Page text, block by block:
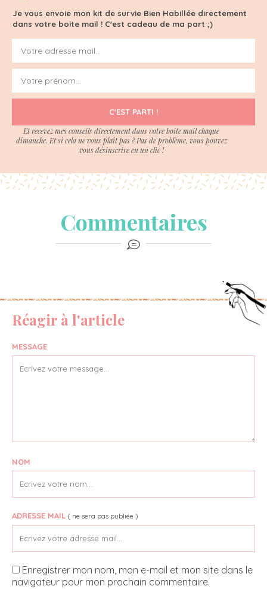
Je vous envoie mon kit de survie Bien Habillée directement
dans votre boite mail ! C'est cadeau de ma part ;)
C'EST PARTI !
Et recevez mes conseils directement dans votre boite mail chaque
dimanche. Et si cela ne vous plait pas ? Pas de problème, vous pouvez
vous désinscrire en un clic !
Commentaires
Réagir à l'article
MESSAGE
NOM
ADRESSE MAIL ( ne sera pas publiée )
Enregistrer mon nom, mon e-mail et mon site dans le
navigateur pour mon prochain commentaire.